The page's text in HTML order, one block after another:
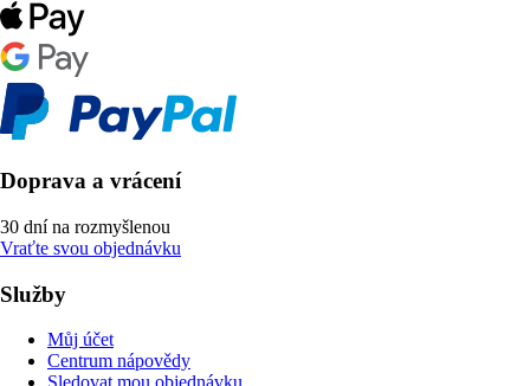
Doprava a vrácení
30 dní na rozmyšlenou
Vraťte svou objednávku
Služby
Můj účet
Centrum nápovědy